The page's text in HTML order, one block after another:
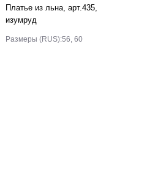
Платье из льна, арт.435,
изумруд
Размеры (RUS):56, 60